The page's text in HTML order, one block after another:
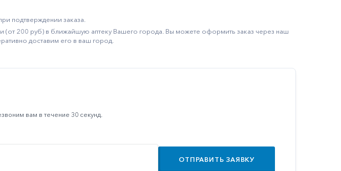
подтверждении заказа.
(от 200 руб) в ближайшую аптеку Вашего города. Вы можете оформить заказ через наш
доставим его в ваш город.
вам в течение 30 секунд.
ОТПРАВИТЬ ЗАЯВКУ